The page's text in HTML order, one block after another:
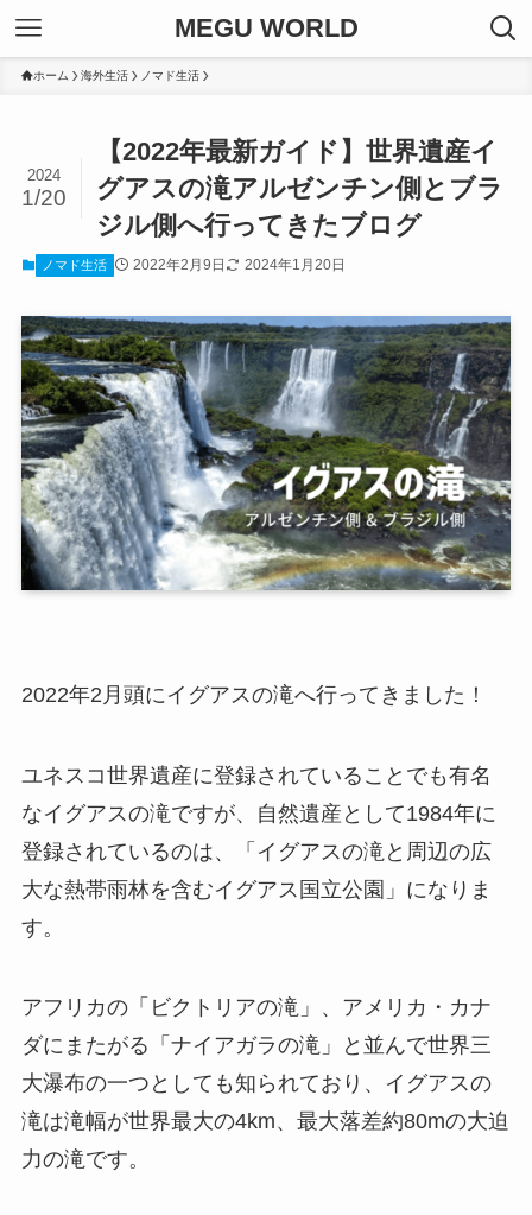
MEGU WORLD
ホーム 海外生活 ノマド生活
【2022年最新ガイド】世界遺産イ
グアスの滝アルゼンチン側とブラ
ジル側へ行ってきたブログ
2024
1/20
ノマド生活 2022年2月9日 2024年1月20日
2022年2月頭にイグアスの滝へ行ってきました！
ユネスコ世界遺産に登録されていることでも有名
なイグアスの滝ですが、自然遺産として1984年に
登録されているのは、「イグアスの滝と周辺の広
大な熱帯雨林を含むイグアス国立公園」になりま
す。
アフリカの「ビクトリアの滝」、アメリカ・カナ
ダにまたがる「ナイアガラの滝」と並んで世界三
大瀑布の一つとしても知られており、イグアスの
滝は滝幅が世界最大の4km、最大落差約80mの大迫
力の滝です。